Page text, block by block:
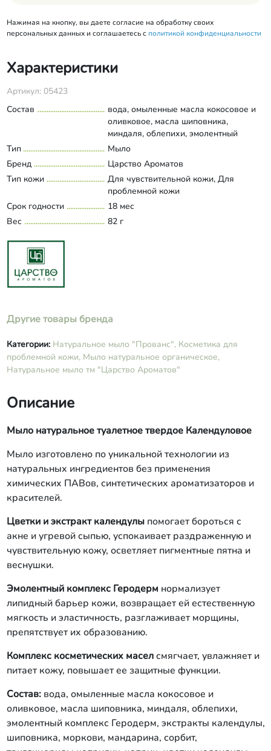
Нажимая на кнопку, вы даете согласие на обработку своих
персональных данных и соглашаетесь с политикой конфиденциальности
Характеристики
Артикул: 05423
Состав
вода, омыленные масла кокосовое и
оливковое, масла шиповника,
миндаля, облепихи, эмолентный
комплекс Геродерм, экстракты
календулы, шиповника, моркови,
мандарина, сорбит, триглицериды
каприлик-каприк, цветки календулы,
эфирные масла лайма, нероли, кедра.
Развернуть состав
Тип
Мыло
Бренд
Царство Ароматов
Тип кожи
Для чувствительной кожи, Для
проблемной кожи
Срок годности
18 мес
Вес
82 г
Другие товары бренда
Категории: Натуральное мыло "Прованс", Косметика для
проблемной кожи, Мыло натуральное органическое,
Натуральное мыло тм "Царство Ароматов"
Описание
Мыло натуральное туалетное твердое Календуловое
Мыло изготовлено по уникальной технологии из
натуральных ингредиентов без применения
химических ПАВов, синтетических ароматизаторов и
красителей.
Цветки и экстракт календулы помогает бороться с
акне и угревой сыпью, успокаивает раздраженную и
чувствительную кожу, осветляет пигментные пятна и
веснушки.
Эмолентный комплекс Геродерм нормализует
липидный барьер кожи, возвращает ей естественную
мягкость и эластичность, разглаживает морщины,
препятствует их образованию.
Комплекс косметических масел смягчает, увлажняет и
питает кожу, повышает ее защитные функции.
Состав: вода, омыленные масла кокосовое и
оливковое, масла шиповника, миндаля, облепихи,
эмолентный комплекс Геродерм, экстракты календулы,
шиповника, моркови, мандарина, сорбит,